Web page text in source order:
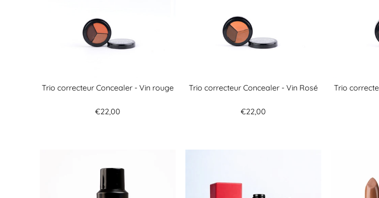
Trio correcteur Concealer - Vin rouge
€22,00
Trio correcteur Concealer - Vin Rosé
€22,00
Trio